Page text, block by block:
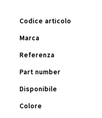
immagini
Maggiori
Codice articolo
Marca
Referenza
Part number
Disponibile
Colore